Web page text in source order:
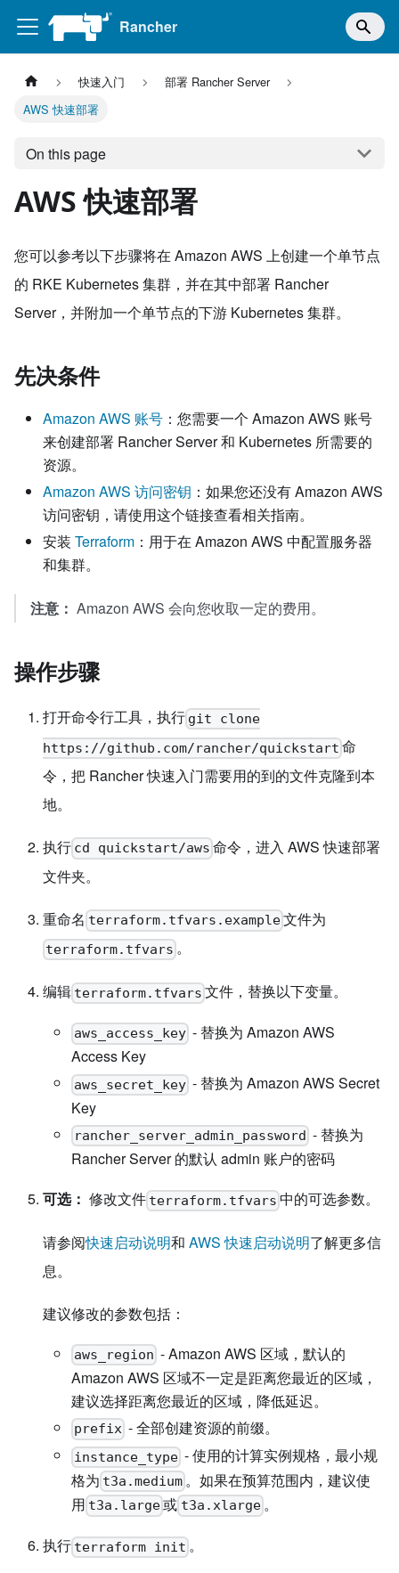
Rancher
快速入门
部署 Rancher Server
AWS 快速部署
On this page
AWS 快速部署
您可以参考以下步骤将在 Amazon AWS 上创建一个单节点
的 RKE Kubernetes 集群，并在其中部署 Rancher
Server，并附加一个单节点的下游 Kubernetes 集群。
先决条件
Amazon AWS 账号 ：您需要一个 Amazon AWS 账号
来创建部署 Rancher Server 和 Kubernetes 所需要的
资源。
Amazon AWS 访问密钥 ：如果您还没有 Amazon AWS
访问密钥，请使用这个链接查看相关指南。
安装 Terraform ：用于在 Amazon AWS 中配置服务器
和集群。
注意： Amazon AWS 会向您收取一定的费用。
操作步骤
打开命令行工具，执行 git clone
https://github.com/rancher/quickstart 命
令，把 Rancher 快速入门需要用的到的文件克隆到本
地。
执行 cd quickstart/aws 命令，进入 AWS 快速部署
文件夹。
重命名 terraform.tfvars.example文件为
terraform.tfvars 。
编辑 terraform.tfvars 文件，替换以下变量。
aws_access_key - 替换为 Amazon AWS
Access Key
aws_secret_key - 替换为 Amazon AWS Secret
Key
rancher_server_admin_password - 替换为
Rancher Server 的默认 admin 账户的密码
可选： 修改文件 terraform.tfvars 中的可选参数。
请参阅快速启动说明和 AWS 快速启动说明了解更多信
息。
建议修改的参数包括：
aws_region - Amazon AWS 区域，默认的
Amazon AWS 区域不一定是距离您最近的区域，
建议选择距离您最近的区域，降低延迟。
prefix - 全部创建资源的前缀。
instance_type - 使用的计算实例规格，最小规
格为 t3a.medium 。如果在预算范围内，建议使
用 t3a.large或 t3a.xlarge。
执行 terraform init 。